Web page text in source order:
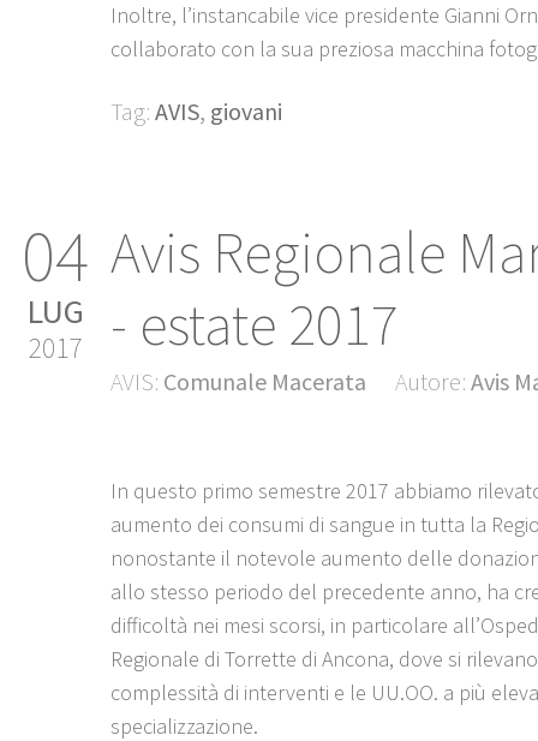
Inoltre, l’instancabile vice presidente Gianni
collaborato con la sua preziosa macchina
Tag: AVIS, giovani
04
LUG
2017
Avis Regionale
- estate 2017
AVIS: Comunale Macerata Autore: Avis
In questo primo semestre 2017 abbiamo
aumento dei consumi di sangue in tutta la
nonostante il notevole aumento delle
allo stesso periodo del precedente anno, ha
difficoltà nei mesi scorsi, in particolare
Regionale di Torrette di Ancona, dove si
complessità di interventi e le UU.OO. a più
specializzazione.